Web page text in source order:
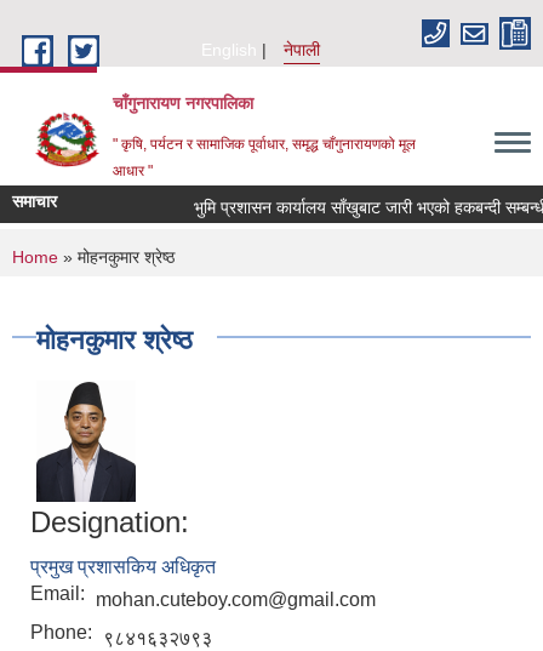
English
नेपाली
चाँगुनारायण नगरपालिका
" कृषि, पर्यटन र सामाजिक पूर्वाधार, समृद्ध चाँगुनारायणको मूल
आधार "
समाचार भुमि प्रशासन कार्यालय साँखुबाट जारी भएको हकबन्दी
You are here
Home » मोहनकुमार श्रेष्ठ
मोहनकुमार श्रेष्ठ
Designation:
प्रमुख प्रशासकिय अधिकृत
Email:
mohan.cuteboy.com@gmail.com
Phone:
९८४१६३२७९३